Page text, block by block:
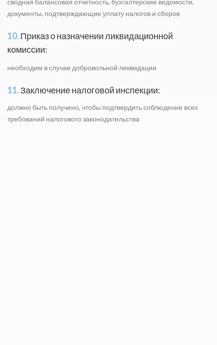
сводная балансовая отчетность, бухгалтерские ведомости,
документы, подтверждающие уплату налогов и сборов
10.Приказ о назначении ликвидационной
комиссии:
необходим в случае добровольной ликвидации
11.Заключение налоговой инспекции:
должно быть получено, чтобы подтвердить соблюдение всех
требований налогового законодательства